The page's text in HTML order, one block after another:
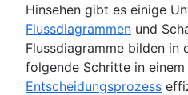
Hinsehen gibt es einige
Flussdiagrammen und
Flussdiagramme bilden in
folgende Schritte in
Entscheidungsprozess